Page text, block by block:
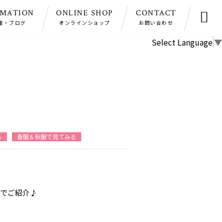
・ブログ
ONLINE SHOP
オンラインショップ
CONTACT
お問い合わせ 
Select Language▼
春服＆秋服で見てみる
ご紹介♪